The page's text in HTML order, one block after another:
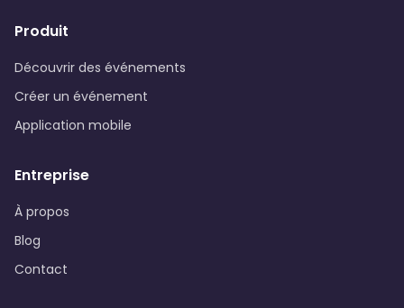
Produit
Découvrir des événements
Créer un événement
Application mobile
Entreprise
À propos
Blog
Contact